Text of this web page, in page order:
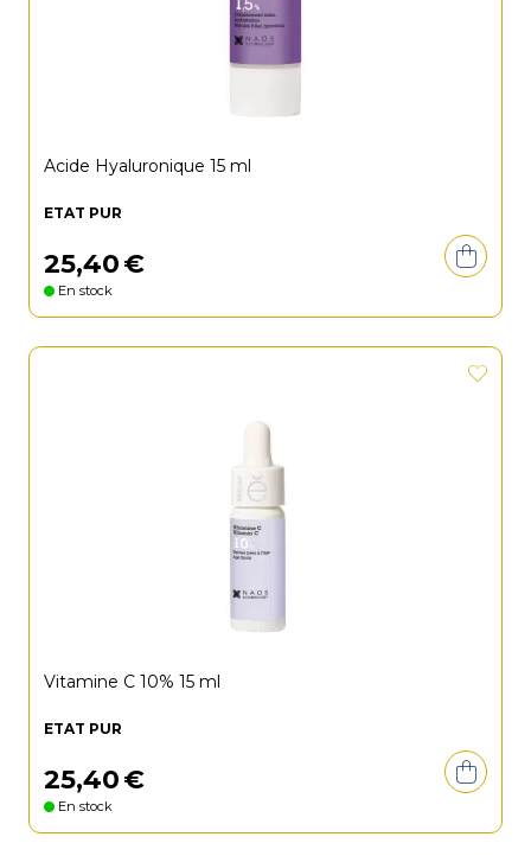
Acide Hyaluronique 15 ml
ETAT PUR
25,40€
En stock
Vitamine C 10% 15 ml
ETAT PUR
25,40€
En stock